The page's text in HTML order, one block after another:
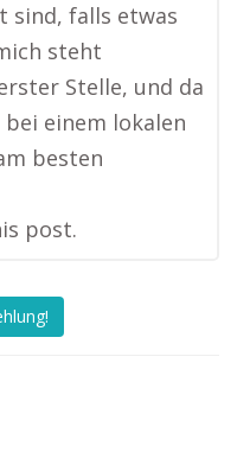
sind, falls etwas
steht
Stelle, und da
einem lokalen
besten
post.